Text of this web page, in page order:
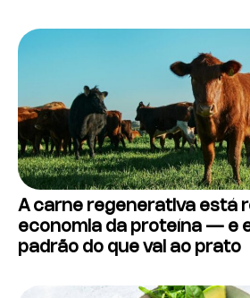
A carne regenerativa está
economia da proteína — e
padrão do que vai ao prato